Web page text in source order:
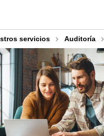
servicios Auditoría